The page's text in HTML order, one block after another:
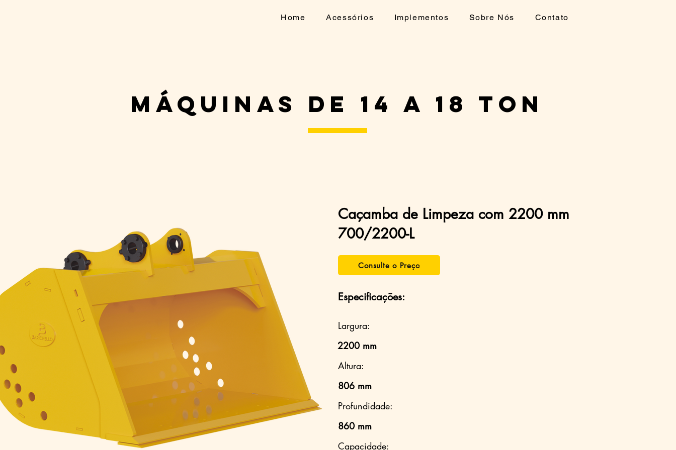
Home Acessórios Implementos Sobre Nós Contato
máquinas de 14 A 18 Ton
Caçamba de Limpeza com 2200 mm
700/2200-L
Consulte o Preço
Especificações:
Largura:
2200 mm
Altura:
806 mm
Profundidade:
860 mm
Capacidade: